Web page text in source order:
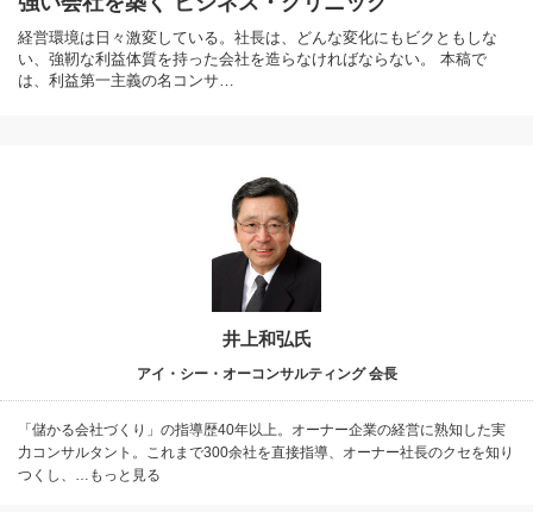
経営環境は日々激変している。社長は、どんな変化にもビクともしな
い、強靭な利益体質を持った会社を造らなければならない。 本稿で
は、利益第一主義の名コンサ…
井上和弘氏
アイ・シー・オーコンサルティング 会長
「儲かる会社づくり」の指導歴40年以上。オーナー企業の経営に熟知した実
力コンサルタント。これまで300余社を直接指導、オーナー社長のクセを知り
つくし、…もっと見る